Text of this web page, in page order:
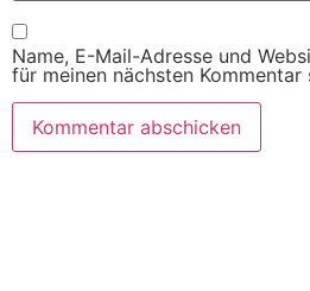
Name, E-Mail-Adresse und
für meinen nächsten Kommentar